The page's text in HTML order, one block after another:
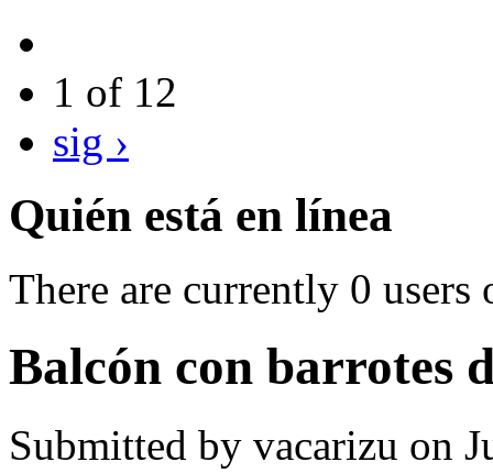
1 of 12
sig ›
Quién está en línea
There are currently 0 users
Balcón con barrotes
Submitted by vacarizu on